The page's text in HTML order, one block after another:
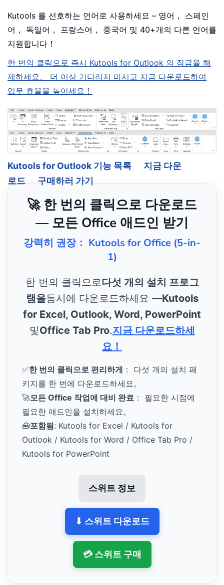
Kutools 를 선호하는 언어로 사용하세요 – 영어， 스페인
어， 독일어， 프랑스어， 중국어 및 40+개의 다른 언어를
지원합니다！
한 번의 클릭으로 즉시 Kutools for Outlook 의 잠금을 해
제하세요。 더 이상 기다리지 마시고 지금 다운로드하여
업무 효율을 높이세요！
Kutools for Outlook 기능 목록
지금 다운
로드
구매하러 가기
🚀 한 번의 클릭으로 다운로드
— 모든 Office 애드인 받기
강력히 권장： Kutools for Office (5-in-
1)
한 번의 클릭으로다섯 개의 설치 프로그
램을동시에 다운로드하세요 —Kutools
for Excel, Outlook, Word, PowerPoint
및Office Tab Pro.지금 다운로드하세
요！
✅한 번의 클릭으로 편리하게 ： 다섯 개의 설치 패
키지를 한 번에 다운로드하세요。
🚀모든 Office 작업에 대비 완료 ： 필요한 시점에
필요한 애드인을 설치하세요。
🧰포함됨: Kutools for Excel / Kutools for
Outlook / Kutools for Word / Office Tab Pro /
Kutools for PowerPoint
스위트 정보
⬇ 스위트 다운로드
💳 스위트 구매